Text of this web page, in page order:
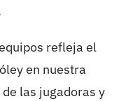
refleja el
en nuestra
las jugadoras y